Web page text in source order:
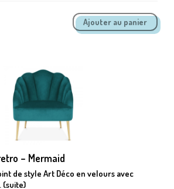
– Mermaid
de style Art Déco en velours avec
(suite)